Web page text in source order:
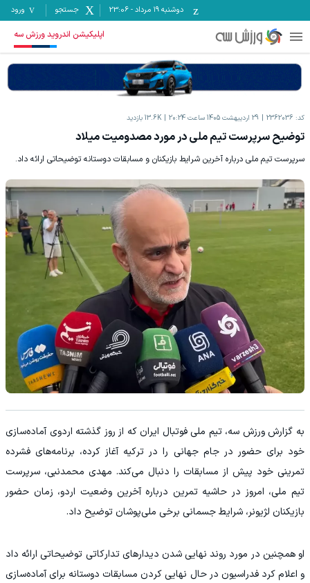
دوشنبه ۱۹ مرداد -
23:06 جستجو ورود
اپلیکیشن اندروید ورزش سه
کد: 2362036 29 اردیبهشت 1405 ساعت 20:24 13.6K بازدید
توضیح سرپرست تیم ملی در مورد مصدومیت میلاد
سرپرست تیم ملی درباره آخرین شرایط بازیکنان و مسابقات دوستانه توضیحاتی ارائه داد.
به گزارش ورزش سه، تیم ملی فوتبال ایران که از روز گذشته اردوی آماده‌سازی
خود برای حضور در جام جهانی را در ترکیه آغاز کرده، برنامه‌های فشرده
تمرینی خود پیش از مسابقات را دنبال می‌کند. مهدی محمدنبی، سرپرست
تیم ملی، امروز در حاشیه تمرین درباره آخرین وضعیت اردو، زمان حضور
بازیکنان لژیونر، شرایط جسمانی برخی ملی‌پوشان توضیح داد.
او همچنین در مورد روند نهایی شدن دیدارهای تدارکاتی توضیحاتی ارائه داد
و اعلام کرد فدراسیون در حال نهایی کردن مسابقات دوستانه برای آماده‌سازی